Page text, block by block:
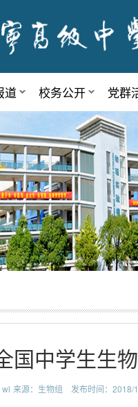
道 校务公开 党群
国中学生生
wl 来源：生物组 发布时间：2018/